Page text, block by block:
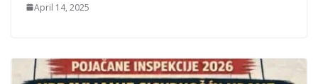
April 14, 2025